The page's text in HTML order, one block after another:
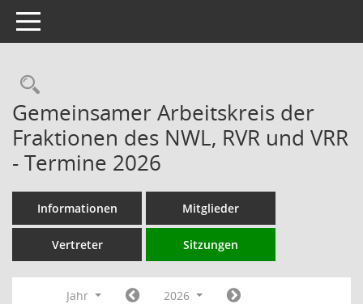
Toggle navigation
Rechercheauswahl
Gemeinsamer Arbeitskreis der
Fraktionen des NWL, RVR und VRR
- Termine 2026
Informationen Mitglieder
Vertreter Sitzungen
Jahr
2026